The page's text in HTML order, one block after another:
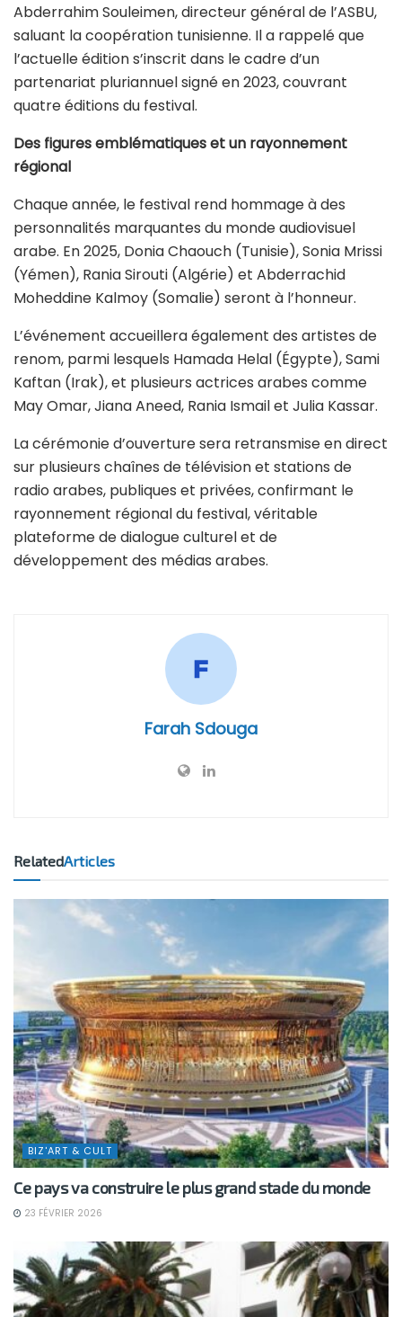
Abderrahim Souleimen, directeur général de l’ASBU,
saluant la coopération tunisienne. Il a rappelé que
l’actuelle édition s’inscrit dans le cadre d’un
partenariat pluriannuel signé en 2023, couvrant
quatre éditions du festival.
Des figures emblématiques et un rayonnement
régional
Chaque année, le festival rend hommage à des
personnalités marquantes du monde audiovisuel
arabe. En 2025, Donia Chaouch (Tunisie), Sonia Mrissi
(Yémen), Rania Sirouti (Algérie) et Abderrachid
Moheddine Kalmoy (Somalie) seront à l’honneur.
L’événement accueillera également des artistes de
renom, parmi lesquels Hamada Helal (Égypte), Sami
Kaftan (Irak), et plusieurs actrices arabes comme
May Omar, Jiana Aneed, Rania Ismail et Julia Kassar.
La cérémonie d’ouverture sera retransmise en direct
sur plusieurs chaînes de télévision et stations de
radio arabes, publiques et privées, confirmant le
rayonnement régional du festival, véritable
plateforme de dialogue culturel et de
développement des médias arabes.
Farah Sdouga
RelatedArticles
BIZ'ART & CULT
Ce pays va construire le plus grand stade du monde
23 FÉVRIER 2026